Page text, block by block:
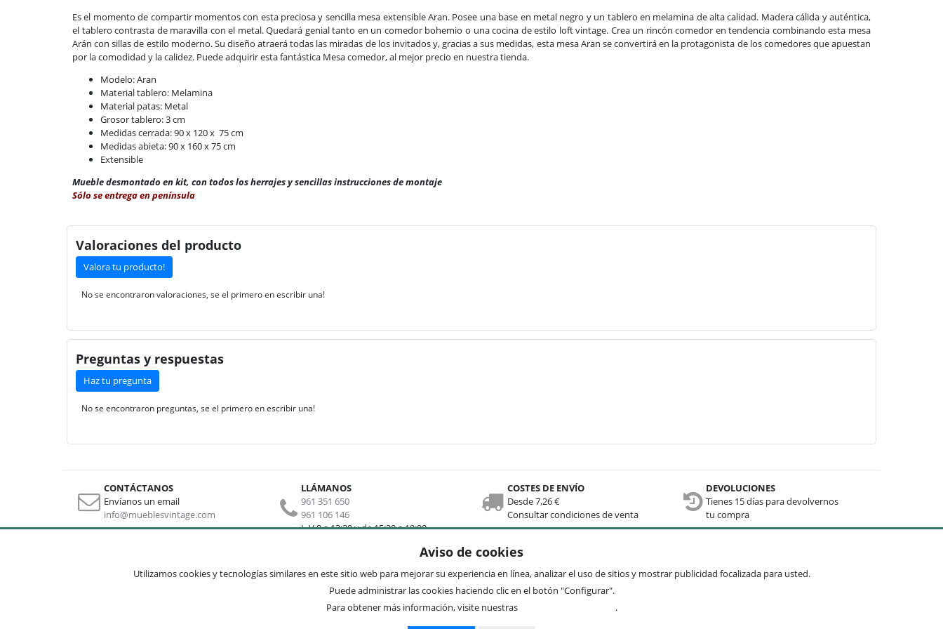
Es el momento de compartir momentos con esta preciosa y sencilla mesa extensible Aran. Posee una base en metal negro y un tablero en melamina de alta calidad. Madera cálida y auténtica,
el tablero contrasta de maravilla con el metal. Quedará genial tanto en un comedor bohemio o una cocina de estilo loft vintage. Crea un rincón comedor en tendencia combinando esta mesa
Arán con sillas de estilo moderno. Su diseño atraerá todas las miradas de los invitados y, gracias a sus medidas, esta mesa Aran se convertirá en la protagonista de los comedores que apuestan
por la comodidad y la calidez. Puede adquirir esta fantástica Mesa comedor, al mejor precio en nuestra tienda.
Modelo: Aran
Material tablero: Melamina
Material patas: Metal
Grosor tablero: 3 cm
Medidas cerrada: 90 x 120 x 75 cm
Medidas abieta: 90 x 160 x 75 cm
Extensible
Mueble desmontado en kit, con todos los herrajes y sencillas instrucciones de montaje
Sólo se entrega en península
Valoraciones del producto
Valora tu producto!
No se encontraron valoraciones, se el primero en escribir una!
Preguntas y respuestas
Haz tu pregunta
No se encontraron preguntas, se el primero en escribir una!
CONTÁCTANOS
Envíanos un email
info@mueblesvintage.com
LLÁMANOS
961 351 650
961 106 146
L-V 8 a 13:30 y de 15:30 a 19:00
COSTES DE ENVÍO
Desde 7,26 €
Consultar condiciones de venta
DEVOLUCIONES
Tienes 15 días para devolvernos
tu compra
Sobre nosotros
Otros links
Mapa web
Preguntas frecuentes
Mi cuenta
Newsletter Términos comunes
Aviso de cookies
Utilizamos cookies y tecnologías similares en este sitio web para mejorar su experiencia en línea, analizar el uso de sitios y mostrar publicidad focalizada para usted.
Puede administrar las cookies haciendo clic en el botón "Configurar".
Para obtener más información, visite nuestras
.